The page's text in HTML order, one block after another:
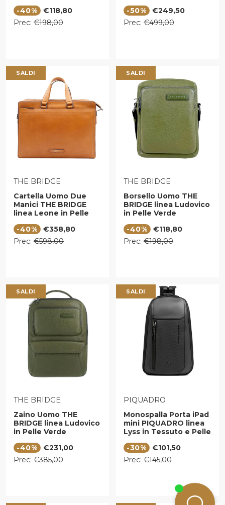
Bags - CA6905S140
-40%
Prezzo di vendita
€118,80
Prezzo regolare
Prec: €198,00
-50%
Prezzo di vendita
€249,50
Prezzo regolare
Prec: €499,00
SALDI
VENDITORE:
THE BRIDGE
Cartella Uomo Due
Manici THE BRIDGE
linea Leone in Pelle
-40%
Prezzo di vendita
€358,80
Prezzo regolare
Prec: €598,00
SALDI
VENDITORE:
THE BRIDGE
Borsello Uomo THE
BRIDGE linea Ludovico
in Pelle Verde
-40%
Prezzo di vendita
€118,80
Prezzo regolare
Prec: €198,00
SALDI
VENDITORE:
THE BRIDGE
Zaino Uomo THE
BRIDGE linea Ludovico
in Pelle Verde
-40%
Prezzo di vendita
€231,00
Prezzo regolare
Prec: €385,00
SALDI
VENDITORE:
PIQUADRO
Monospalla Porta iPad
mini PIQUADRO linea
Lyss in Tessuto e Pelle
CA6934S143
-30%
Prezzo di vendita
€101,50
Prezzo regolare
Prec: €145,00